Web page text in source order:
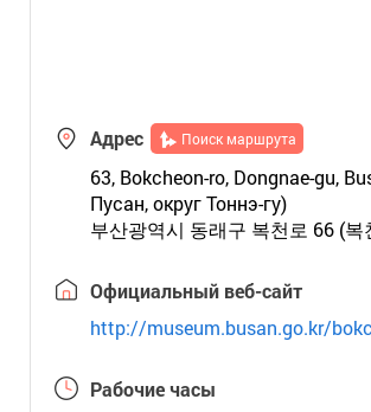
Адрес Поиск маршрута
63, Bokcheon-ro, Dongnae-gu,
Пусан, округ Тоннэ-гу)
부산광역시 동래구 복천로 66 (복
Официальный веб-сайт
http://museum.busan.go.kr/
Рабочие часы